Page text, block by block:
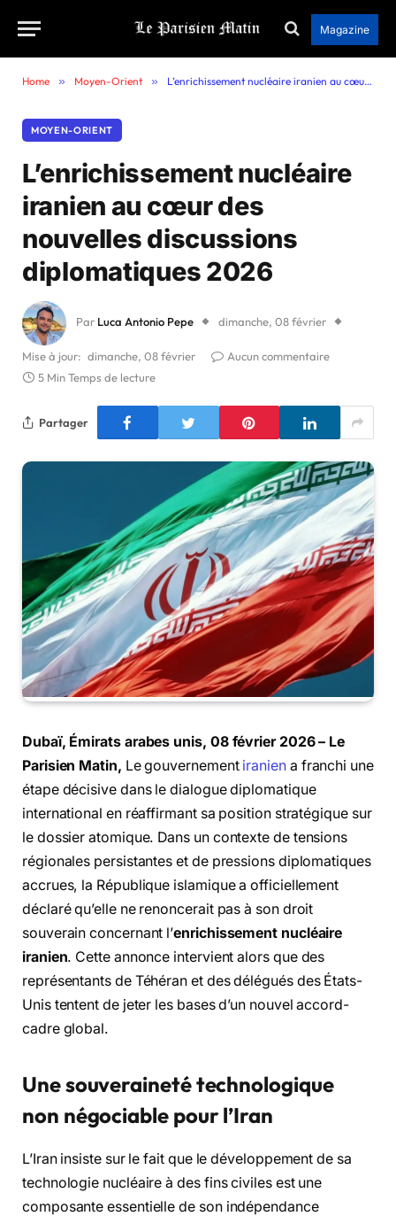
Magazine
Home » Moyen-Orient » L’enrichissement nucléaire iranien au cœur des nouvelles discussions diplomatiques 2026
MOYEN-ORIENT
L’enrichissement nucléaire
iranien au cœur des
nouvelles discussions
diplomatiques 2026
Par Luca Antonio Pepe dimanche, 08 février
Mise à jour: dimanche, 08 février
Aucun commentaire
5 Min Temps de lecture
Partager
Dubaï, Émirats arabes unis, 08 février 2026 – Le
Parisien Matin, Le gouvernement iraniena franchi une
étape décisive dans le dialogue diplomatique
international en réaffirmant sa position stratégique sur
le dossier atomique. Dans un contexte de tensions
régionales persistantes et de pressions diplomatiques
accrues, la République islamique a officiellement
déclaré qu’elle ne renoncerait pas à son droit
souverain concernant l’enrichissement nucléaire
iranien. Cette annonce intervient alors que des
représentants de Téhéran et des délégués des États-
Unis tentent de jeter les bases d’un nouvel accord-
cadre global.
Une souveraineté technologique
non négociable pour l’Iran
L’Iran insiste sur le fait que le développement de sa
technologie nucléaire à des fins civiles est une
composante essentielle de son indépendance